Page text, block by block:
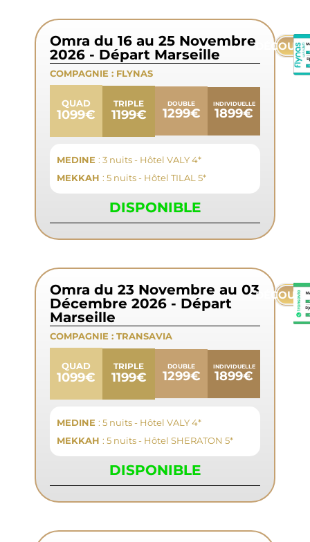
Omra du 16 au 25 Novembre
2026 - Départ Marseille
COMPAGNIE : FLYNAS
QUAD
1099€
TRIPLE
1199€
DOUBLE
1299€
INDIVIDUELLE
1899€
MEDINE : 3 nuits - Hôtel VALY 4*
MEKKAH : 5 nuits - Hôtel TILAL 5*
DISPONIBLE
Omra du 23 Novembre au 03
Décembre 2026 - Départ
Marseille
COMPAGNIE : TRANSAVIA
QUAD
1099€
TRIPLE
1199€
DOUBLE
1299€
INDIVIDUELLE
1899€
MEDINE : 5 nuits - Hôtel VALY 4*
MEKKAH : 5 nuits - Hôtel SHERATON 5*
DISPONIBLE